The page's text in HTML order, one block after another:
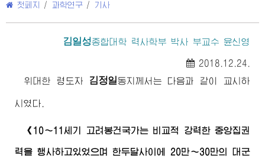
첫페지 / 과학연구 / 기사
김일성종합대학 력사학부 박사 부교수 윤신영
2018.12.24.
위대한
령도자 김정일동지 께서는 다음과 같이 교시하
시였다.
《10～11세기 고려봉건국가는 비교적 강력한 중앙집권
력을 행사하고있었으며 한두달사이에 20만～30만의 대군